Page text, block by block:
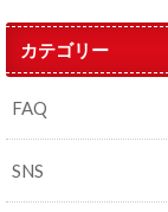
カテゴリー
FAQ
SNS